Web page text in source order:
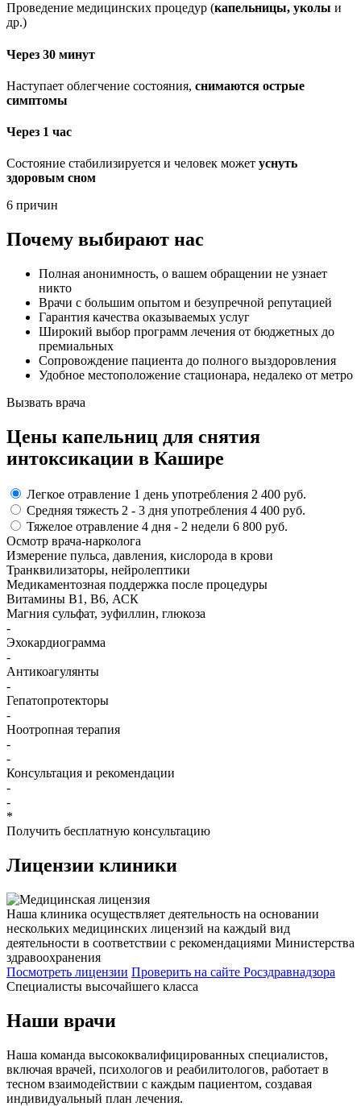
Проведение медицинских процедур (капельницы, уколы и
др.)
Через 30 минут
Наступает облегчение состояния, снимаются острые
симптомы
Через 1 час
Состояние стабилизируется и человек может уснуть
здоровым сном
6 причин
Почему выбирают нас
Полная анонимность, о вашем обращении не узнает
никто
Врачи с большим опытом и безупречной репутацией
Гарантия качества оказываемых услуг
Широкий выбор программ лечения от бюджетных до
премиальных
Сопровождение пациента до полного выздоровления
Удобное местоположение стационара, недалеко от метро
Вызвать врача
Цены капельниц для снятия
интоксикации в Кашире
Легкое отравление 1 день употребления 2 400 руб.
Средняя тяжесть 2 - 3 дня употребления 4 400 руб.
Тяжелое отравление 4 дня - 2 недели 6 800 руб.
Осмотр врача-нарколога
Измерение пульса, давления, кислорода в крови
Транквилизаторы, нейролептики
Медикаментозная поддержка после процедуры
Витамины B1, B6, АСК
Магния сульфат, эуфиллин, глюкоза
-
Эхокардиограмма
-
Антикоагулянты
-
Гепатопротекторы
-
Ноотропная терапия
-
-
Консультация и рекомендации
-
-
*
Получить бесплатную консультацию
Лицензии клиники
Наша клиника осуществляет деятельность на основании
нескольких медицинских лицензий на каждый вид
деятельности в соответствии с рекомендациями Министерства
здравоохранения
Посмотреть лицензии Проверить на сайте Росздравнадзора
Специалисты высочайшего класса
Наши врачи
Наша команда высококвалифицированных специалистов,
включая врачей, психологов и реабилитологов, работает в
тесном взаимодействии с каждым пациентом, создавая
индивидуальный план лечения.